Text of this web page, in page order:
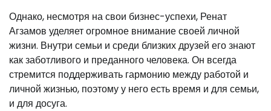
Однако, несмотря на свои бизнес-успехи, Ренат
Агзамов уделяет огромное внимание своей личной
жизни. Внутри семьи и среди близких друзей его знают
как заботливого и преданного человека. Он всегда
стремится поддерживать гармонию между работой и
личной жизнью, поэтому у него есть время и для семьи,
и для досуга.